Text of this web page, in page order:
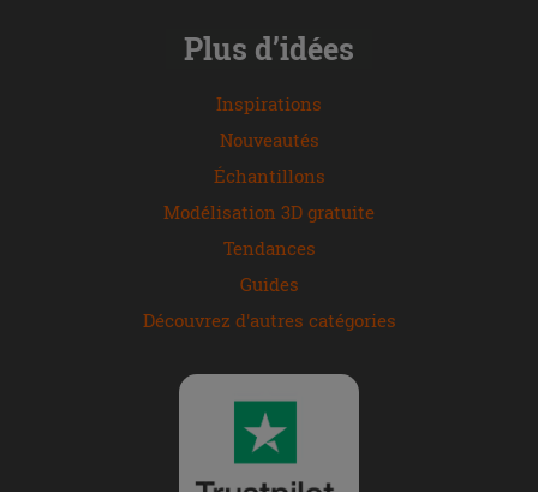
Plus d’idées
Inspirations
Nouveautés
Échantillons
Modélisation 3D gratuite
Tendances
Guides
Découvrez d'autres catégories